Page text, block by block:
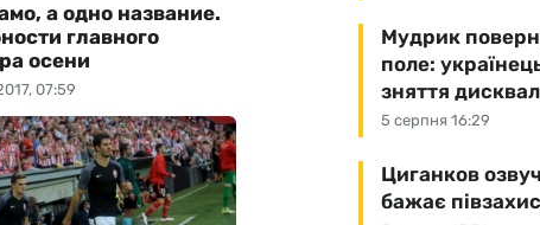
07:59
а одно название.
главного
осени
5 серпня 16:29
Мудрик
поле:
зняття
Циганков
бажає